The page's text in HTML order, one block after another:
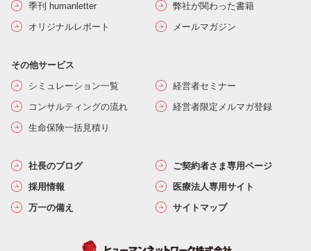
季刊 humanletter
弊社が関わった書籍
オリジナルレポート
メールマガジン
その他サービス
シミュレーション一覧
経営者セミナー
コンサルティングの流れ
経営者限定メルマガ登録
生命保険一括見積り
社長のブログ
ご契約者さま専用ページ
採用情報
医療法人専用サイト
万一の備え
サイトマップ